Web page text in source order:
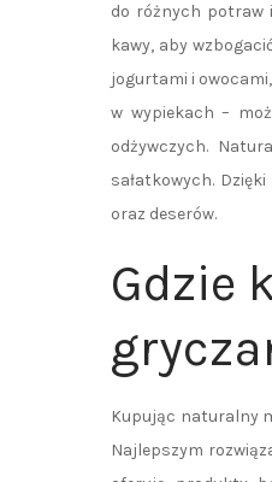
do różnych potraw
kawy, aby
jogurtami i
w wypiekach –
odżywczych.
sałatkowych.
oraz deserów.
Gdzie
Kupując naturalny
Najlepszym